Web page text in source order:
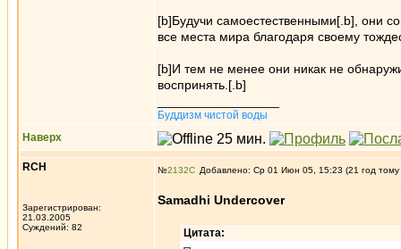
[b]Будучи самоестественными[.b], они
все места мира благодаря своему
[b]И тем не менее они никак не
воспринять.[.b]
Буддизм чистой воды
Наверх
RCH
Зарегистрирован:
21.03.2005
Суждений: 82
№2132 Добавлено: Ср 01 Июн 05, 15:23 (21 год тому
Samadhi Undercover
Цитата: